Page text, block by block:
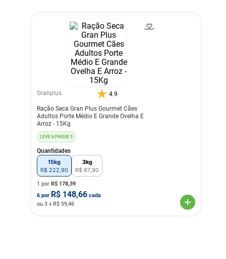
Granplus 4.9
Ração Seca Gran Plus Gourmet Cães
Adultos Porte Médio E Grande Ovelha E
Arroz - 15Kg
LEVE 6 PAGUE 5
Quantidades
15kg
R$ 222 90
3kg
R$ 67 90
1 por R$ 178,39
6 por R$ 148,66 cada
ou 3 x R$ 59,46